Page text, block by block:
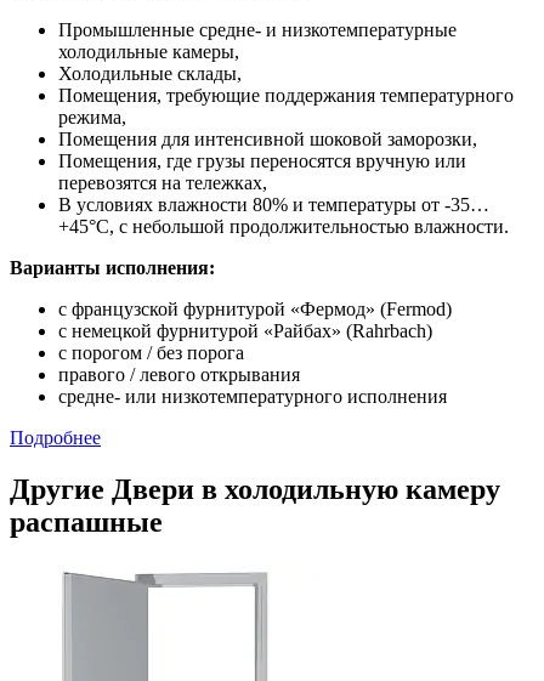
Промышленные средне- и низкотемпературные
холодильные камеры,
Холодильные склады,
Помещения, требующие поддержания температурного
режима,
Помещения для интенсивной шоковой заморозки,
Помещения, где грузы переносятся вручную или
перевозятся на тележках,
В условиях влажности 80% и температуры от -35…
+45°С, с небольшой продолжительностью влажности.
Варианты исполнения:
с французской фурнитурой «Фермод» (Fermod)
c немецкой фурнитурой «Райбах» (Rahrbach)
с порогом / без порога
правого / левого открывания
средне- или низкотемпературного исполнения
Подробнее
Другие Двери в холодильную камеру
распашные